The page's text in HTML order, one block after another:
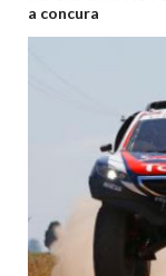
a concura